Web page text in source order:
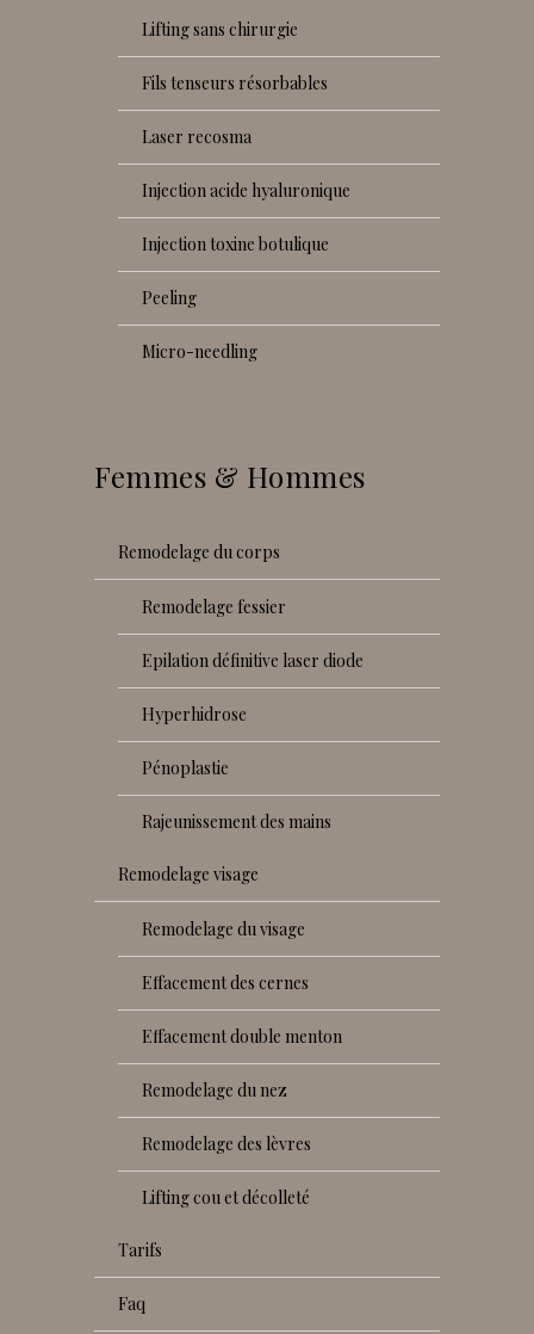
lifting sans chirurgie
fils tenseurs résorbables
laser recosma
injection acide hyaluronique
injection toxine botulique
peeling
micro-needling
Femmes & Hommes
remodelage du corps
remodelage fessier
epilation définitive laser diode
hyperhidrose
pénoplastie
rajeunissement des mains
remodelage visage
remodelage du visage
effacement des cernes
effacement double menton
remodelage du nez
remodelage des lèvres
lifting cou et décolleté
tarifs
faq